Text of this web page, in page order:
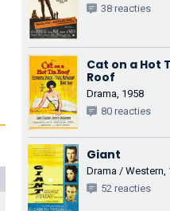
38 reacties
Cat on a Hot
Roof
Drama, 1958
80 reacties
Giant
Drama / Western,
52 reacties